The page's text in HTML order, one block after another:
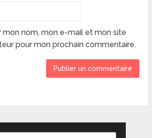
mon nom, mon e-mail et mon site
pour mon prochain commentaire.